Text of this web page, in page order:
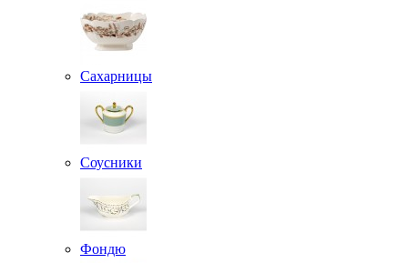
Сахарницы
Соусники
Фондю